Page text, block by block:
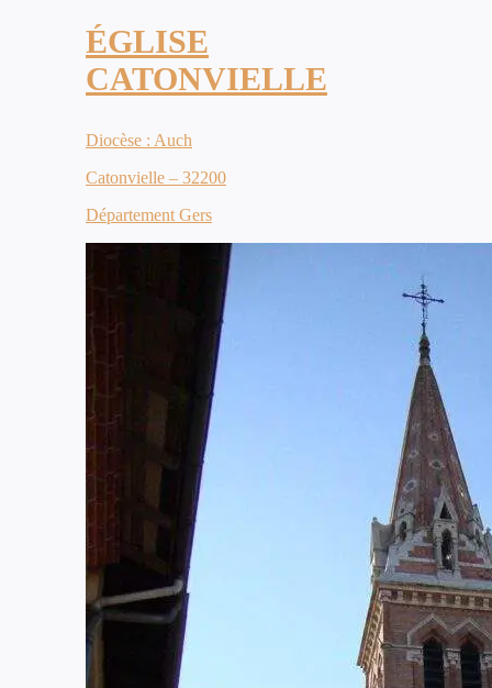
ÉGLISE
CATONVIELLE
Diocèse : Auch
Catonvielle – 32200
Département Gers